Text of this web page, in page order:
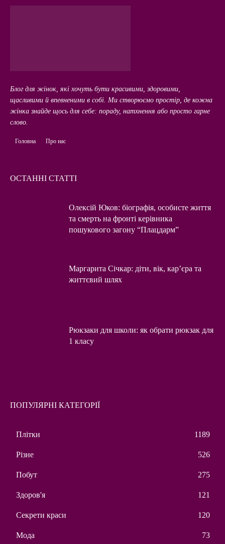
Блог для жінок, які хочуть бути красивими, здоровими,
щасливими й впевненими в собі. Ми створюємо простір, де кожна
жінка знайде щось для себе: пораду, натхнення або просто гарне
слово.
Головна Про нас
ОСТАННІ СТАТТІ
Олексій Юков: біографія, особисте життя
та смерть на фронті керівника
пошукового загону “Плацдарм”
Маргарита Січкар: діти, вік, кар’єра та
життєвий шлях
Рюкзаки для школи: як обрати рюкзак для
1 класу
ПОПУЛЯРНІ КАТЕГОРІЇ
Плітки 1189
Різне 526
Побут 275
Здоров'я 121
Секрети краси 120
Мода 73